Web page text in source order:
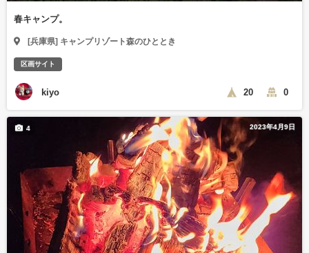
春キャンプ。
[兵庫県] キャンプリゾート森のひととき
区画サイト
kiyo 20 0
2023年4月9日
4